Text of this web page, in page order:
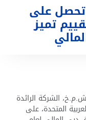
على
تميز
الشركة الرائدة
المتحدة، على